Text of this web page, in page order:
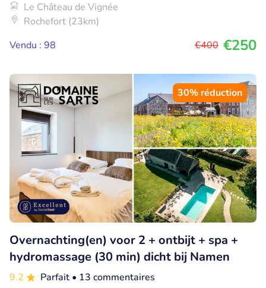
Le Château de Vignée
Rochefort (23km)
Vendu : 98
€400 €250
30% réduction
Overnachting(en) voor 2 + ontbijt + spa +
hydromassage (30 min) dicht bij Namen
9.2 Parfait • 13 commentaires